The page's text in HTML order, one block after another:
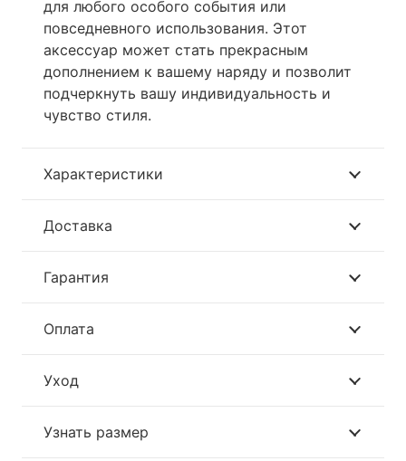
для любого особого события или
повседневного использования. Этот
аксессуар может стать прекрасным
дополнением к вашему наряду и позволит
подчеркнуть вашу индивидуальность и
чувство стиля.
Характеристики
Доставка
Гарантия
Оплата
Уход
Узнать размер